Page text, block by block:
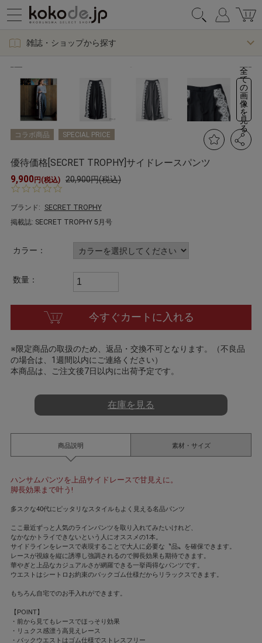
雑誌・ショップから探す
全
て
の
画
像
を
見
る
コラボ商品 SPECIAL PRICE
優待価格[SECRET TROPHY]サイドレースパンツ
9,900円(税込) 20,900円(税込)
s
t
a
ブランド:
SECRET TROPHY
掲載誌: SECRET TROPHY 5月号
カラー：
数量：
今すぐカートに入れる
※限定商品の取扱のため、返品・交換不可となります。（不良品
の場合は、1週間以内にご連絡ください）
本商品は、ご注文後7日以内に出荷予定です。
在庫を見る
商品説明
ハンサムパンツを上品サイドレースで甘見えに。
脚長効果まで叶う!
多スクな40代にピッタリなスタイルもよく見える名品パンツ
ここ最近ずっと人気のラインパンツを取り入れてみたいけれど、
なかなかトライできないという人にオススメの1本。
サイドラインをレースで表現することで大人に必要な〝品〟を確保できます。
レースが視線を縦に誘導し強調されるので脚長効果も期待できます。
華やぎと上品なカジュアルさが網羅できる一挙両得なパンツです。
ウエストはシートロお約束のバックゴム仕様だからリラックスできます。
もちろん自宅でのお手入れができます。
【POINT】
・前から見てもレースでほっそり効果
・リュクス感漂う高見えレース
・バックウエストはゴム仕様でストレスフリー
素材・サイズ